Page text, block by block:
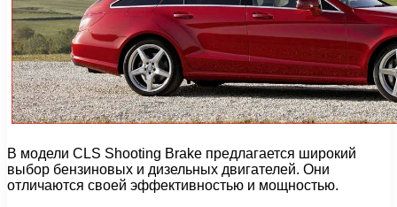
В модели CLS Shooting Brake предлагается широкий
выбор бензиновых и дизельных двигателей. Они
отличаются своей эффективностью и мощностью.